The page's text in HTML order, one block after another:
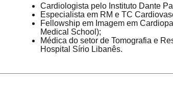
Cardiologista pelo Instituto Dante
Especialista em RM e TC
Fellowship em Imagem em
Medical School);
Médica do setor de Tomografia e
Hospital Sírio Libanês.